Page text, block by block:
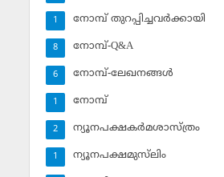
നോമ്പ് തുറപ്പിച്ചവര്‍ക്കായി
1
നോമ്പ്-Q&A
8
നോമ്പ്-ലേഖനങ്ങള്‍
6
നോമ്പ്‌
1
ന്യൂനപക്ഷകര്‍മശാസ്ത്രം
2
ന്യൂനപക്ഷമുസ്‌ലിം
1